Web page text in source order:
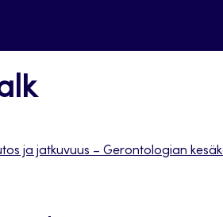
ja jatkuvuus – Gerontologian